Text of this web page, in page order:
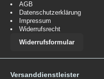
AGB
Datenschutzerklärung
Impressum
Widerrufsrecht
Widerrufsformular
Versanddienstleister